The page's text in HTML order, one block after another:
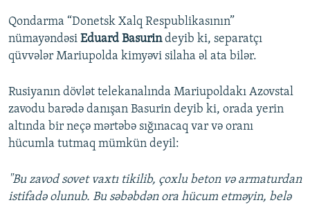
Qondarma “Donetsk Xalq Respublikasının”
nümayəndəsi Eduard Basurindeyib ki, separatçı
qüvvələr Mariupolda kimyəvi silaha əl ata bilər.
Rusiyanın dövlət telekanalında Mariupoldakı Azovstal
zavodu barədə danışan Basurin deyib ki, orada yerin
altında bir neçə mərtəbə sığınacaq var və oranı
hücumla tutmaq mümkün deyil:
"Bu zavod sovet vaxtı tikilib, çoxlu beton və armaturdan
istifadə olunub. Bu səbəbdən ora hücum etməyin, belə